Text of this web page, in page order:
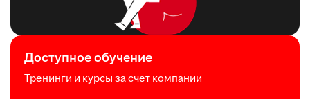
Доступное обучение
Тренинги и курсы за счет компании